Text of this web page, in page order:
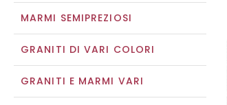
MARMI SEMIPREZIOSI
GRANITI DI VARI COLORI
GRANITI E MARMI VARI